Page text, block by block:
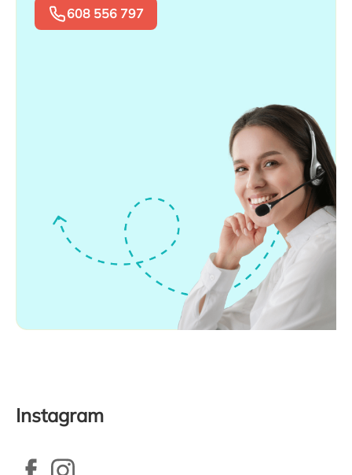
608 556 797
Instagram